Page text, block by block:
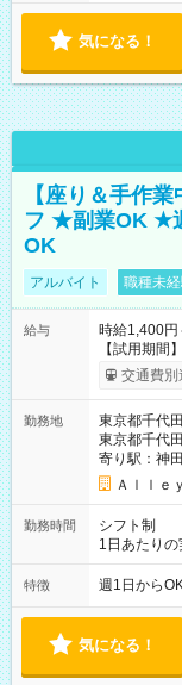
気になる！
【座り＆手作
フ ★副業OK ★
OK
アルバイト 職種未
給与
時給1,400円
【試用期間
給与は本採
交通費別
勤務地
東京都千代
東京都千代
寄り駅：神田
Ａｌｌｅ
勤務時間
シフト制
1日あたり
実働時間：
能！ └平日
18:00
特徴 週1日から
気になる！